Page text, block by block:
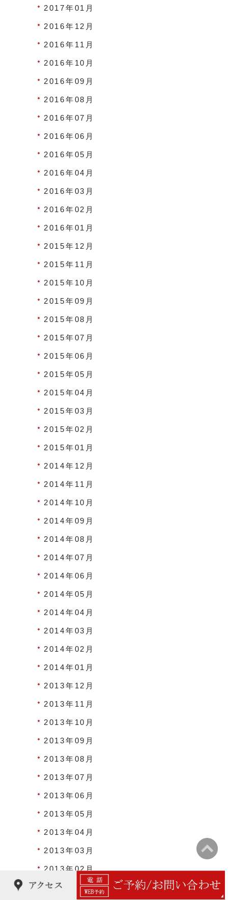
2017年01月
2016年12月
2016年11月
2016年10月
2016年09月
2016年08月
2016年07月
2016年06月
2016年05月
2016年04月
2016年03月
2016年02月
2016年01月
2015年12月
2015年11月
2015年10月
2015年09月
2015年08月
2015年07月
2015年06月
2015年05月
2015年04月
2015年03月
2015年02月
2015年01月
2014年12月
2014年11月
2014年10月
2014年09月
2014年08月
2014年07月
2014年06月
2014年05月
2014年04月
2014年03月
2014年02月
2014年01月
2013年12月
2013年11月
2013年10月
2013年09月
2013年08月
2013年07月
2013年06月
2013年05月
2013年04月
2013年03月
2013年02月
2013年01月